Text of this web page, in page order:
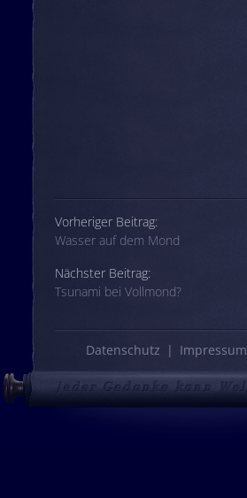
Beitrags-Navigation
Vorheriger Beitrag:
Wasser auf dem Mond
Nächster Beitrag:
Tsunami bei Vollmond?
Datenschutz Impressum